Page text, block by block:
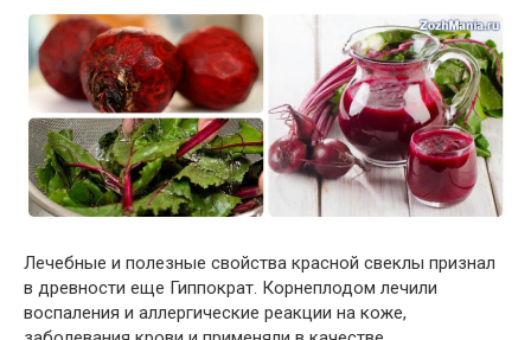
Лечебные и полезные свойства красной свеклы признал
в древности еще Гиппократ. Корнеплодом лечили
воспаления и аллергические реакции на коже,